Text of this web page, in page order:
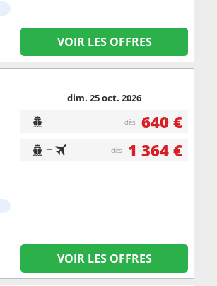
VOIR LES OFFRES
dim. 25 oct. 2026
dès 640 €
+ dès 1 364 €
VOIR LES OFFRES